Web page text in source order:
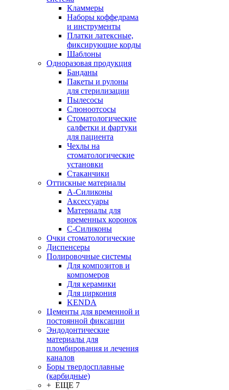
Кламмеры
Наборы коффедрама
и инструменты
Платки латексные,
фиксирующие корды
Шаблоны
Одноразовая продукция
Банданы
Пакеты и рулоны
для стерилизации
Пылесосы
Слюноотсосы
Стоматологические
салфетки и фартуки
для пациента
Чехлы на
стоматологические
установки
Стаканчики
Оттискные материалы
А-Силиконы
Аксессуары
Материалы для
временных коронок
С-Силиконы
Очки стоматологические
Диспенсеры
Полировочные системы
Для композитов и
компомеров
Для керамики
Для циркония
KENDA
Цементы для временной и
постоянной фиксации
Эндодонтические
материалы для
пломбирования и лечения
каналов
Боры твердосплавные
(карбидные)
+ ЕЩЕ 7